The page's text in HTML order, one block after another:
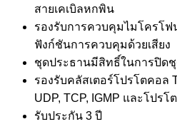
สายเคเบิลหกพิน
รองรับการควบคุมไมโครโ
ฟังก์ชันการควบคุมด้วยเสียง
ชุดประธานมีสิทธิ์ในการปิด
รองรับคลัสเตอร์โปรโตคอล
UDP, TCP, IGMP และโปร
รับประกัน 3 ปี